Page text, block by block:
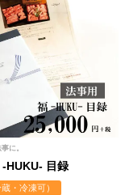
LINE
に。
HUKU- 目録
・冷凍可）